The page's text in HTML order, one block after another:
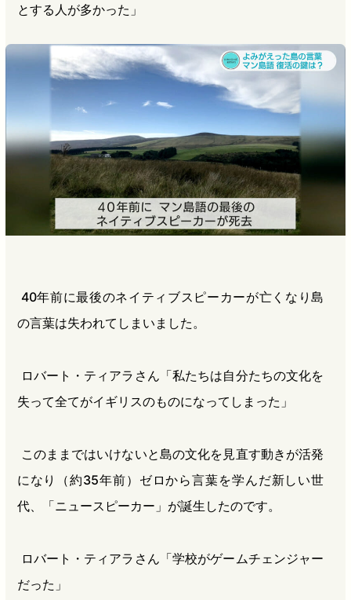
とする人が多かった」
40年前に最後のネイティブスピーカーが亡くなり島
の言葉は失われてしまいました。
ロバート・ティアラさん「私たちは自分たちの文化を
失って全てがイギリスのものになってしまった」
このままではいけないと島の文化を見直す動きが活発
になり（約35年前）ゼロから言葉を学んだ新しい世
代、「ニュースピーカー」が誕生したのです。
ロバート・ティアラさん「学校がゲームチェンジャー
だった」